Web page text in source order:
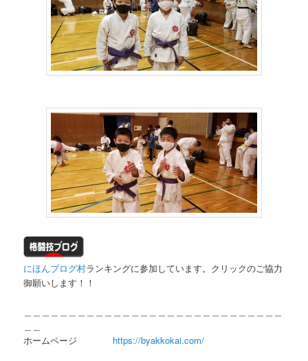
にほんブログ村ランキングに参加しています。クリックのご協力
御願いします！！
ホームページ https://byakkokai.com/